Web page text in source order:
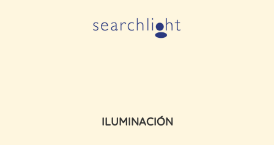
ILUMINACIÓN